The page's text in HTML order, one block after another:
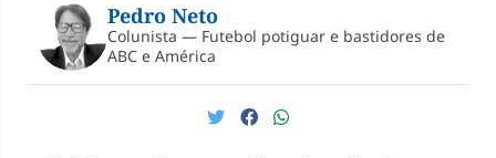
conteúdo
Pedro Neto
Colunista — Futebol potiguar e bastidores de
ABC e América